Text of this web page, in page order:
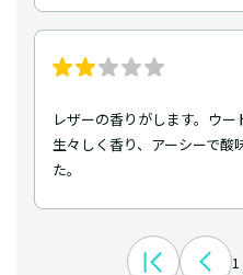
レザーの香りがします。ウ
生々しく香り、アーシーで
た。
1